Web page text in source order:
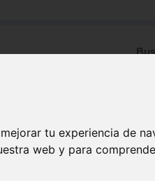
tu experiencia de
web y para